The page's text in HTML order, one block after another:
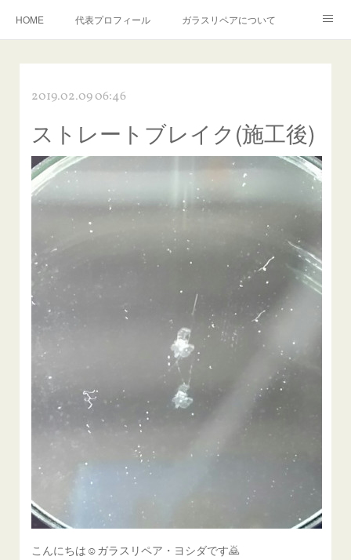
HOME 代表プロフィール ガラスリペアについて
飛び石施工料金について ガラスキズ取り/研磨・磨き・鱗取り
当店へのアクセス 建築ガラスキズ取り・研磨・磨き
【プロ使用】フッ素系ガラストリートメント『アクアペル』
当店の良心的価格の理由について
欧州車モールの白サビやシミを落とす！
instagram記事 ガラスリペア施工価格
飛び石ひび割れでヒビ先が伸びた場合は？
2019.02.09 06:46
ストレートブレイク(施工後)
こんにちは☺ガラスリペア・ヨシダです🙇